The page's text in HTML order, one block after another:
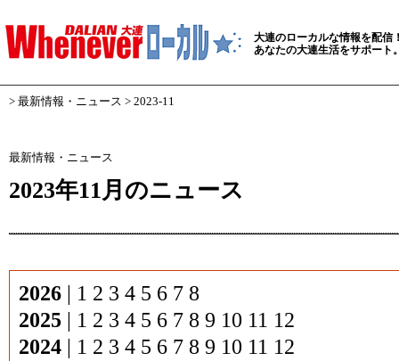
大連のローカルな情報を配信
あなたの大連生活をサポート
> 最新情報・ニュース > 2023-11
最新情報・ニュース
2023年11月のニュース
2026 | 1 2 3 4 5 6 7 8
2025 | 1 2 3 4 5 6 7 8 9 10 11 12
2024 | 1 2 3 4 5 6 7 8 9 10 11 12